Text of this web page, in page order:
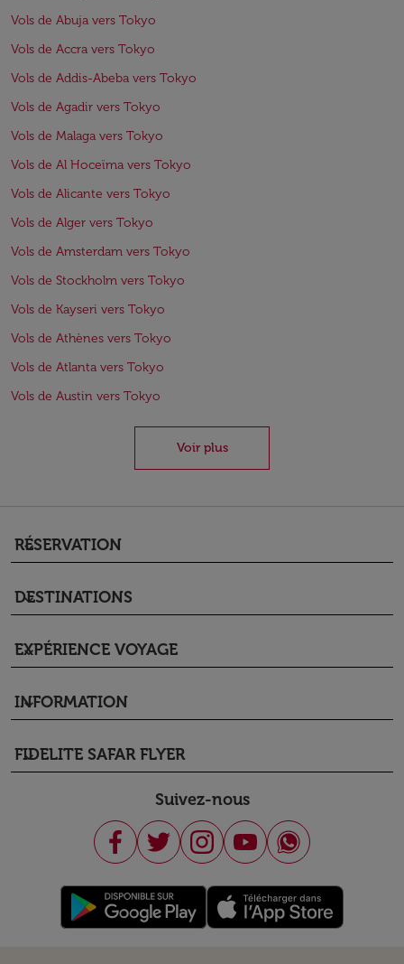
Vols de Abuja vers Tokyo
Vols de Accra vers Tokyo
Vols de Addis-Abeba vers Tokyo
Vols de Agadir vers Tokyo
Vols de Malaga vers Tokyo
Vols de Al Hoceïma vers Tokyo
Vols de Alicante vers Tokyo
Vols de Alger vers Tokyo
Vols de Amsterdam vers Tokyo
Vols de Stockholm vers Tokyo
Vols de Kayseri vers Tokyo
Vols de Athènes vers Tokyo
Vols de Atlanta vers Tokyo
Vols de Austin vers Tokyo
Voir plus
RÉSERVATION
keyboard_arrow_down
DESTINATIONS
keyboard_arrow_down
EXPÉRIENCE VOYAGE
keyboard_arrow_down
INFORMATION
keyboard_arrow_down
FIDELITE SAFAR FLYER
keyboard_arrow_down
Suivez-nous